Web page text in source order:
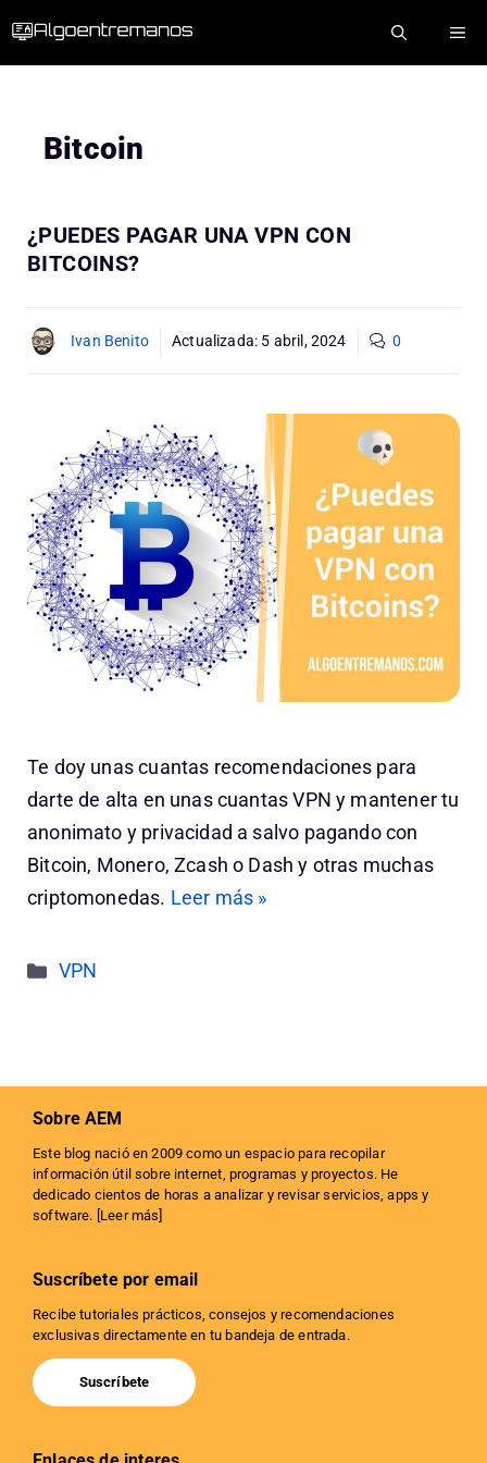
Bitcoin
¿PUEDES PAGAR UNA VPN CON
BITCOINS?
Ivan Benito Actualizada: 5 abril, 2024 0
Te doy unas cuantas recomendaciones para
darte de alta en unas cuantas VPN y mantener tu
anonimato y privacidad a salvo pagando con
Bitcoin, Monero, Zcash o Dash y otras muchas
criptomonedas. Leer más »
Categorías
VPN
Sobre AEM
Este blog nació en 2009 como un espacio para recopilar
información útil sobre internet, programas y proyectos. He
dedicado cientos de horas a analizar y revisar servicios, apps y
software. [ Leer más
Suscríbete por email
Recibe tutoriales prácticos, consejos y recomendaciones
exclusivas directamente en tu bandeja de entrada.
Suscríbete